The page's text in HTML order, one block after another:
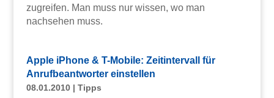
zugreifen. Man muss nur wissen, wo man
nachsehen muss.
Apple iPhone & T-Mobile: Zeitintervall für
Anrufbeantworter einstellen
08.01.2010| Tipps